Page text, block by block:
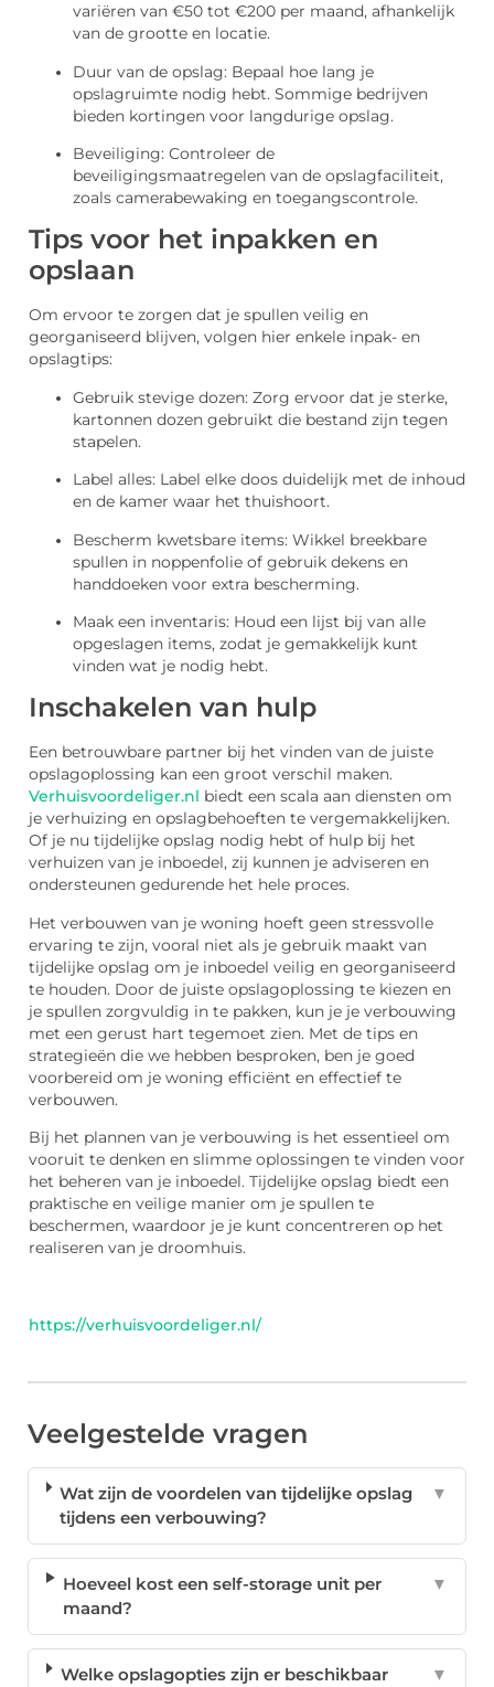
variëren van €50 tot €200 per maand, afhankelijk
van de grootte en locatie.
Duur van de opslag: Bepaal hoe lang je
opslagruimte nodig hebt. Sommige bedrijven
bieden kortingen voor langdurige opslag.
Beveiliging: Controleer de
beveiligingsmaatregelen van de opslagfaciliteit,
zoals camerabewaking en toegangscontrole.
Tips voor het inpakken en
opslaan
Om ervoor te zorgen dat je spullen veilig en
georganiseerd blijven, volgen hier enkele inpak- en
opslagtips:
Gebruik stevige dozen: Zorg ervoor dat je sterke,
kartonnen dozen gebruikt die bestand zijn tegen
stapelen.
Label alles: Label elke doos duidelijk met de inhoud
en de kamer waar het thuishoort.
Bescherm kwetsbare items: Wikkel breekbare
spullen in noppenfolie of gebruik dekens en
handdoeken voor extra bescherming.
Maak een inventaris: Houd een lijst bij van alle
opgeslagen items, zodat je gemakkelijk kunt
vinden wat je nodig hebt.
Inschakelen van hulp
Een betrouwbare partner bij het vinden van de juiste
opslagoplossing kan een groot verschil maken.
Verhuisvoordeliger.nl biedt een scala aan diensten om
je verhuizing en opslagbehoeften te vergemakkelijken.
Of je nu tijdelijke opslag nodig hebt of hulp bij het
verhuizen van je inboedel, zij kunnen je adviseren en
ondersteunen gedurende het hele proces.
Het verbouwen van je woning hoeft geen stressvolle
ervaring te zijn, vooral niet als je gebruik maakt van
tijdelijke opslag om je inboedel veilig en georganiseerd
te houden. Door de juiste opslagoplossing te kiezen en
je spullen zorgvuldig in te pakken, kun je je verbouwing
met een gerust hart tegemoet zien. Met de tips en
strategieën die we hebben besproken, ben je goed
voorbereid om je woning efficiënt en effectief te
verbouwen.
Bij het plannen van je verbouwing is het essentieel om
vooruit te denken en slimme oplossingen te vinden voor
het beheren van je inboedel. Tijdelijke opslag biedt een
praktische en veilige manier om je spullen te
beschermen, waardoor je je kunt concentreren op het
realiseren van je droomhuis.
https://verhuisvoordeliger.nl/
Veelgestelde vragen
Wat zijn de voordelen van tijdelijke opslag
tijdens een verbouwing?
▼
Hoeveel kost een self-storage unit per
maand?
▼
Welke opslagopties zijn er beschikbaar ▼